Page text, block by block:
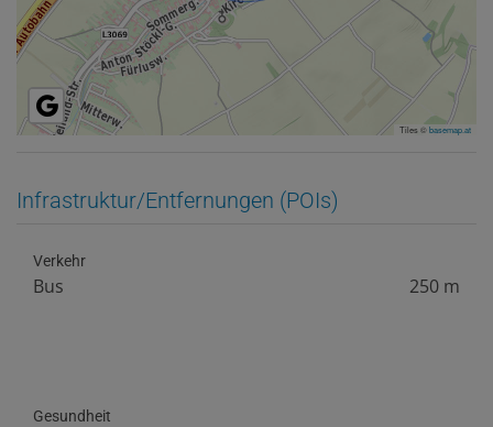
Tiles ©basemap.at
Infrastruktur/Entfernungen (POIs)
Verkehr
Bus 250 m
Gesundheit